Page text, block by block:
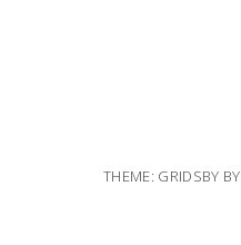
THEME: GRIDSBY BY